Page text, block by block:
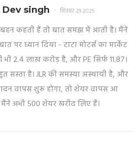
Dev singh सितंबर 29 2025
बहन कहती हैं तो बात समझ में आती है। मैंने
पर ध्यान दिया - टाटा मोटर्स का मार्केट
2.4 लाख करोड़ है, और PE सिर्फ 11.87।
सस्ता है। JLR की समस्या अस्थायी है, और
वापस शुरू होगा, तो शेयर वापस आ
मैंने अभी 500 शेयर खरीद लिए हैं।